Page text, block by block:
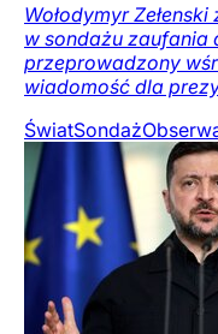
Wołodymyr
w sondażu zaufania
przeprowadzony
wiadomość dla
ŚwiatSondaż